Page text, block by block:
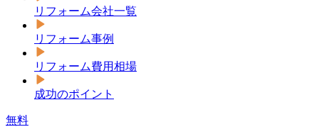
リフォーム会社一覧
リフォーム事例
リフォーム費用相場
成功のポイント
無料